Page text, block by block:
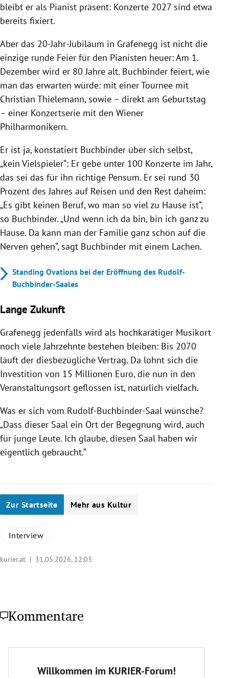
bleibt er als Pianist präsent: Konzerte 2027 sind etwa
bereits fixiert.
Aber das 20-Jahr-Jubiläum in Grafenegg ist nicht die
einzige runde Feier für den Pianisten heuer: Am 1.
Dezember wird er 80 Jahre alt. Buchbinder feiert, wie
man das erwarten würde: mit einer Tournee mit
Christian Thielemann, sowie – direkt am Geburtstag
– einer Konzertserie mit den Wiener
Philharmonikern.
Er ist ja, konstatiert Buchbinder über sich selbst,
„kein Vielspieler“: Er gebe unter 100 Konzerte im Jahr,
das sei das für ihn richtige Pensum. Er sei rund 30
Prozent des Jahres auf Reisen und den Rest daheim:
„Es gibt keinen Beruf, wo man so viel zu Hause ist“,
so Buchbinder. „Und wenn ich da bin, bin ich ganz zu
Hause. Da kann man der Familie ganz schön auf die
Nerven gehen“, sagt Buchbinder mit einem Lachen.
Standing Ovations bei der Eröffnung des Rudolf-
Buchbinder-Saales
Lange Zukunft
Grafenegg jedenfalls wird als hochkarätiger Musikort
noch viele Jahrzehnte bestehen bleiben: Bis 2070
läuft der diesbezügliche Vertrag. Da lohnt sich die
Investition von 15 Millionen Euro, die nun in den
Veranstaltungsort geflossen ist, natürlich vielfach.
Was er sich vom Rudolf-Buchbinder-Saal wünsche?
„Dass dieser Saal ein Ort der Begegnung wird, auch
für junge Leute. Ich glaube, diesen Saal haben wir
eigentlich gebraucht.“
Zur Startseite Mehr aus Kultur
Interview
kurier.at | 31.05.2026, 12:03
Kommentare